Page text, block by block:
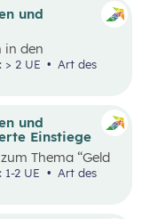
welche Art
diesem
Beruf für sich
mit
und
in den
rund um
Funktionen
gibt es zwei
„Das kostenlose
2 UE
und
Einstiege
Thema “Geld
drei mögliche
Vorschläge
2 UE
Art des